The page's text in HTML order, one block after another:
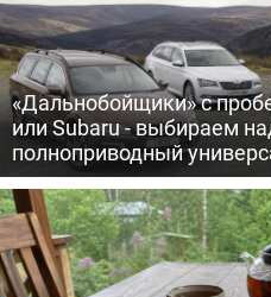
«Дальнобойщики» с
или Subaru - выбираем
полноприводный